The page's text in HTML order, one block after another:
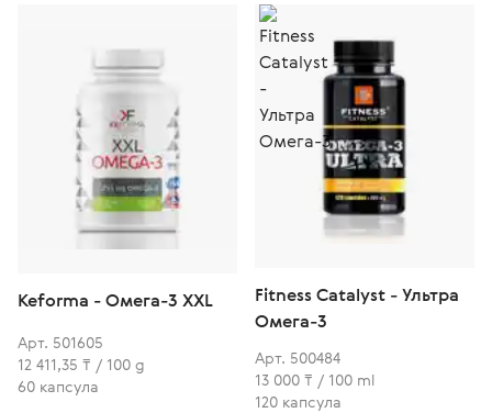
Keforma - Омега-3 XXL
Арт. 501605
12 411,35 ₸ / 100 g
60 капсула
Fitness Catalyst - Ультра
Омега-3
Арт. 500484
13 000 ₸ / 100 ml
120 капсула